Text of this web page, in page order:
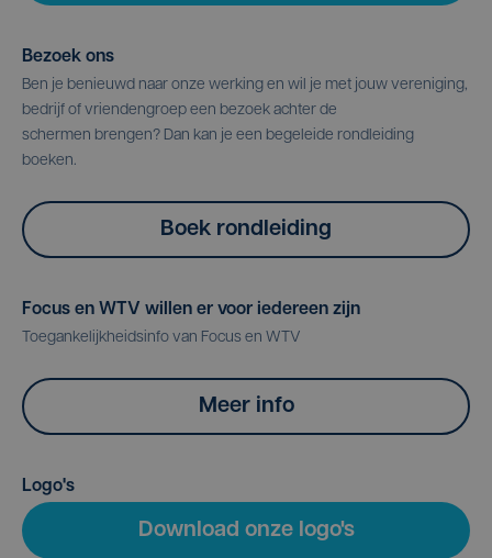
Bezoek ons
Ben je benieuwd naar onze werking en wil je met jouw vereniging,
bedrijf of vriendengroep een bezoek achter de
schermen brengen? Dan kan je een begeleide rondleiding
boeken.
Boek rondleiding
Focus en WTV willen er voor iedereen zijn
Toegankelijkheidsinfo van Focus en WTV
Meer info
Logo's
Download onze logo's